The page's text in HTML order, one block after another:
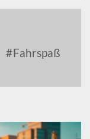
Fahrspaß